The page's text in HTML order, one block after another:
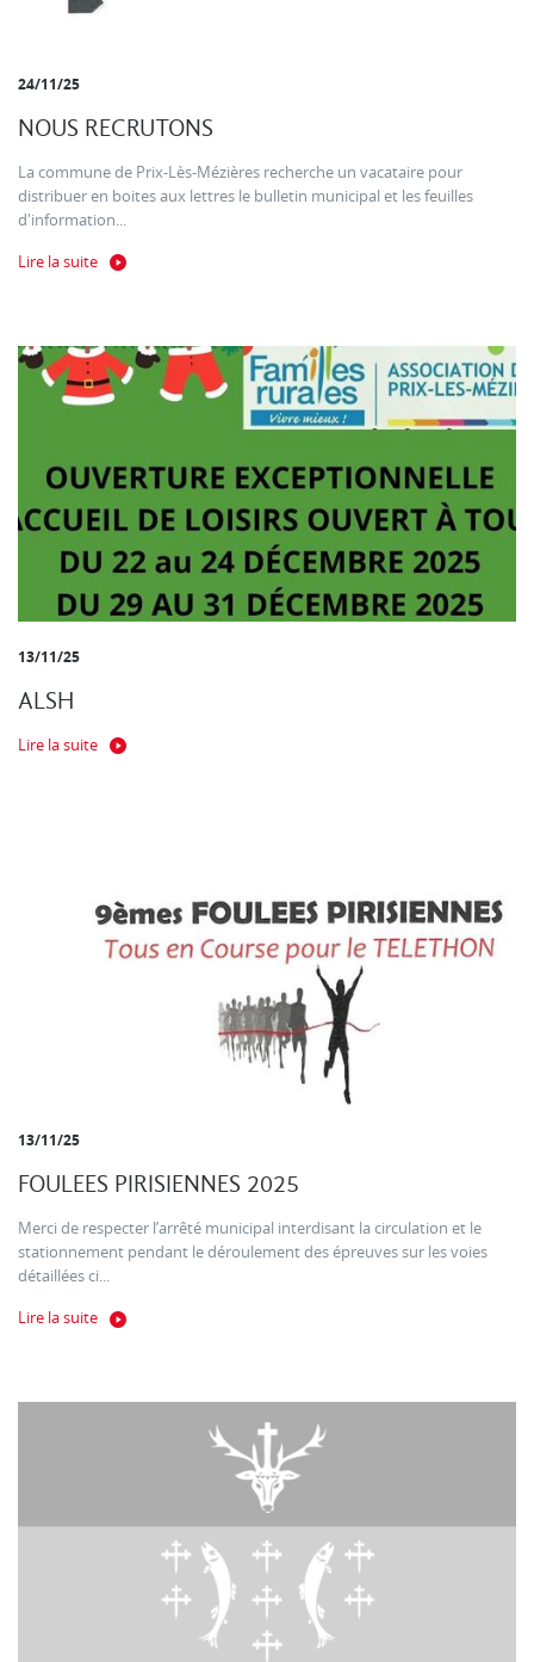
24/11/25
NOUS RECRUTONS
La commune de Prix-Lès-Mézières recherche un vacataire pour
distribuer en boites aux lettres le bulletin municipal et les feuilles
d'information...
Lire la suite
13/11/25
ALSH
Lire la suite
13/11/25
FOULEES PIRISIENNES 2025
Merci de respecter l’arrêté municipal interdisant la circulation et le
stationnement pendant le déroulement des épreuves sur les voies
détaillées ci...
Lire la suite